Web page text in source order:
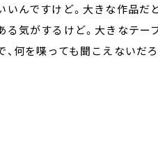
いんですけど。大きな作品だ
る気がするけど。大きなテ
、何を喋っても聞こえないだ